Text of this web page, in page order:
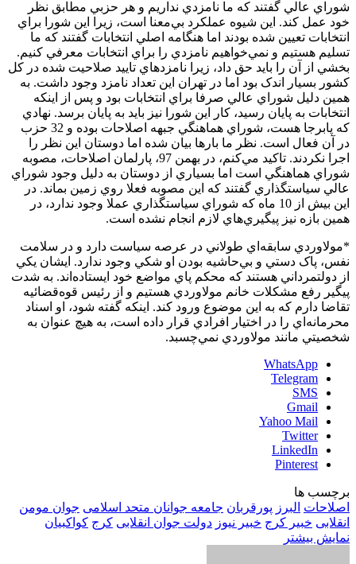
شوراي عالي گفتند که ما نامزدي نداريم و هر حزبي مطابق نظر
خود عمل کند. اين شيوه عملکرد بي‌معنا است، زيرا اين شورا براي
انتخابات تعيين شده بودند اما هنگامه‌ اصلي انتخابات گفتند که ما
تسليم هستيم و نمي‌خواهيم نامزدي را براي انتخابات معرفي کنيم.
بخشي از آن را بايد حق داد، زيرا نامزدهاي تاييد صلاحيت شده در کل
کشور بسيار اندک بود اما در تهران اين تعداد نامزد وجود داشت. به
همين دليل شوراي عالي صرفا براي انتخابات بود و پس از اينکه
انتخابات به پايان رسيد، کار اين شورا نيز بايد به پايان برسد. نهادي
که پابرجا هست، شوراي هماهنگي جبهه اصلاحات بوده و 32 حزب
در آن فعال است. نظر ما بارها بيان شده اما دوستان اين نظر را
اجرا نکردند. تاکيد مي‌کنم، در بهمن 97، پارلمان اصلاحات، مصوبه
شوراي هماهنگي است اما بسياري از دوستان به دليل وجود شوراي
عالي سياستگذاري گفتند که اين مصوبه فعلا روي زمين بماند. در
اين بيش از 10 ماه که شوراي سياستگذاري عملا وجود ندارد، در
همين بازه نيز پيگيري‌هاي لازم انجام نشده است.
*مولاوردي سابقه‌اي طولاني در عرصه سياست دارد و در سلامت
نفس، پاک دستي و بي‌حاشيه بودن او شکي وجود ندارد. ايشان يکي
از دولتمرداني هستند که محکم پاي مواضع خود ايستاده‌اند. به شدت
پيگير رفع مشکلات خانم مولاوردي هستيم و از رئيس قوه‌قضائيه
تقاضا دارم که به اين موضوع ورود کند. اينکه گفته شود، او اسناد
محرمانه‌اي را در اختيار افرادي قرار داده است، به هيچ عنوان به
شخصيتي مانند مولاوردي نمي‌چسبد.
WhatsApp
Telegram
SMS
Gmail
Yahoo Mail
Twitter
LinkedIn
Pinterest
برچسب ها
اصلاحات البرز پورقربان جامعه جوانان متحد اسلامی جوان مومن
انقلابی خبیر کرج خبیر نیوز دولت جوان انقلابی کرج کواکبیان
نمایش بیشتر